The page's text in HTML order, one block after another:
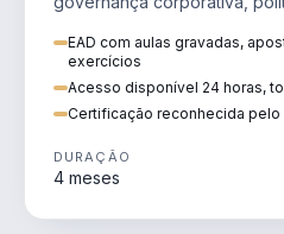
EAD com aulas gravadas,
exercícios
Acesso disponível 24 horas,
Certificação reconhecida pelo
DURAÇÃO
4 meses